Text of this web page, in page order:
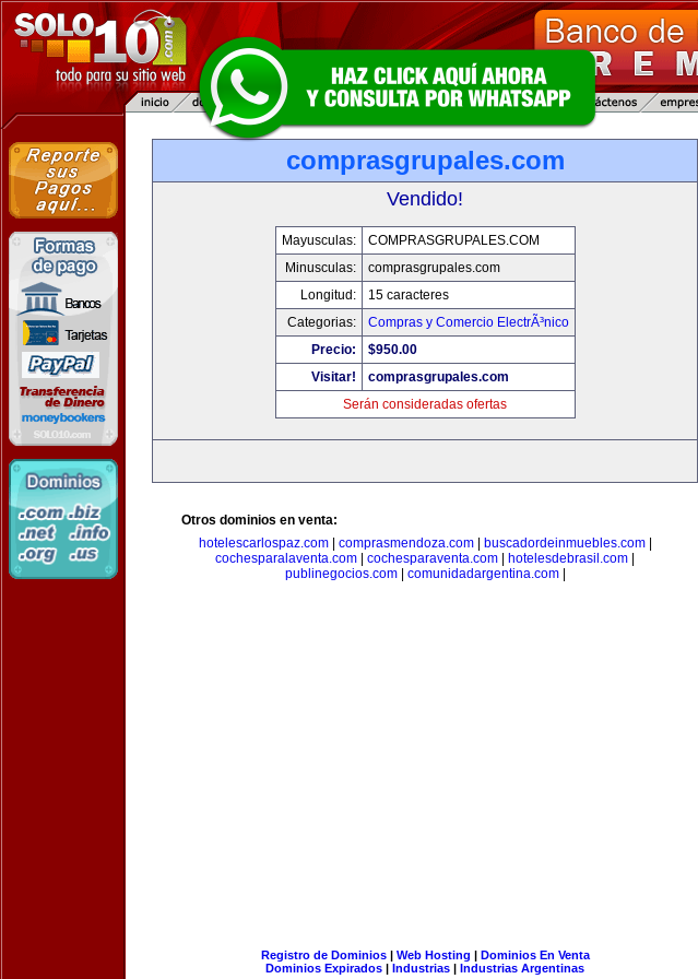
comprasgrupales.com
Vendido!
Mayusculas:
COMPRASGRUPALES.COM
Minusculas:
comprasgrupales.com
Longitud:
15 caracteres
Categorias:
Compras y Comercio ElectrÃ³nico
Precio:
$950.00
Visitar!
comprasgrupales.com
Serán consideradas ofertas
Otros dominios en venta:
hotelescarlospaz.com| comprasmendoza.com| buscadordeinmuebles.com|
cochesparalaventa.com
cochesparaventa.com hotelesdebrasil.com
publinegocios.com| comunidadargentina.com|
Registro de Dominios| Web Hosting | Dominios En Venta
Dominios Expirados | Industrias | Industrias Argentinas